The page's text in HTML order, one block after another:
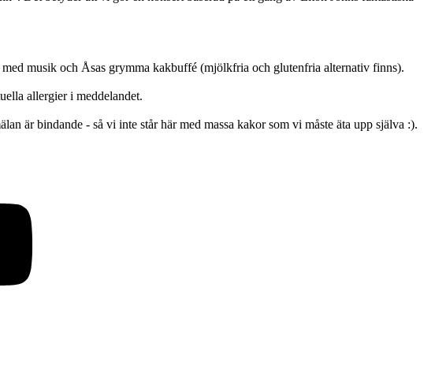
musik och Åsas grymma kakbuffé (mjölkfria och glutenfria alternativ finns).
allergier i meddelandet.
är bindande - så vi inte står här med massa kakor som vi måste äta upp själva :).